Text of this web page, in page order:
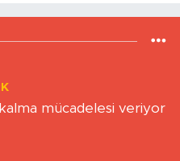
mücadelesi veriyor